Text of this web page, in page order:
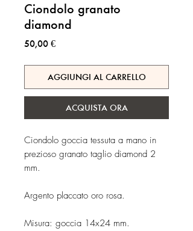
Ciondolo granato
diamond
50,00 €Prezzo
AGGIUNGI AL CARRELLO
ACQUISTA ORA
Ciondolo goccia tessuta a mano in
prezioso granato taglio diamond 2
mm.
Argento placcato oro rosa.
Misura: goccia 14x24 mm.